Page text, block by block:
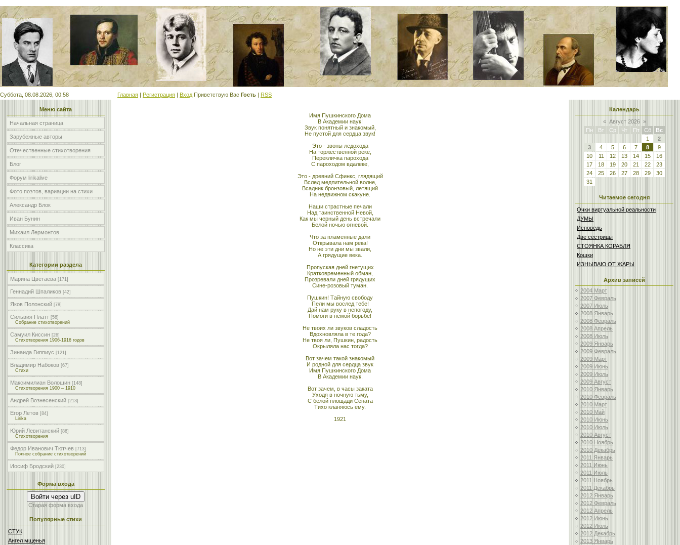
Суббота, 08.08.2026, 00:58 Главная | Регистрация | Вход Приветствую Вас Гость | RSS
Меню сайта
Начальная страница
Зарубежные авторы
Отечественные стихотворения
Блог
Форум lirikalive
Фото поэтов, вариации на стихи
Александр Блок
Иван Бунин
Михаил Лермонтов
Классика
Категории раздела
Марина Цветаева [171]
Геннадий Шпаликов [42]
Яков Полонский [78]
Сильвия Платт [56]
Собрание стихотворений
Самуил Киссин [26]
Стихотворения 1906-1916 годов
Зинаида Гиппиус [121]
Владимир Набоков [67]
Стихи
Максимилиан Волошин [148]
Стихотворения 1900 – 1910
Андрей Вознесенский [213]
Егор Летов [84]
Lirika
Юрий Левитанский [86]
Стихотворения
Федор Иванович Тютчев [713]
Полное собрание стихотворений
Иосиф Бродский [230]
Форма входа
Войти через uID
Старая форма входа
Популярные стихи
СТУК
Ангел мщенья
Имя Пушкинского Дома
В Академии наук!
Звук понятный и знакомый,
Не пустой для сердца звук!
Это - звоны ледохода
На торжественной реке,
Перекличка парохода
С пароходом вдалеке,
Это - древний Сфинкс, глядящий
Вслед медлительной волне,
Всадник бронзовый, летящий
На недвижном скакуне.
Наши страстные печали
Над таинственной Невой,
Как мы черный день встречали
Белой ночью огневой.
Что за пламенные дали
Открывала нам река!
Но не эти дни мы звали,
А грядущие века.
Пропуская дней гнетущих
Кратковременный обман,
Прозревали дней грядущих
Сине-розовый туман.
Пушкин! Тайную свободу
Пели мы вослед тебе!
Дай нам руку в непогоду,
Помоги в немой борьбе!
Не твоих ли звуков сладость
Вдохновляла в те года?
Не твоя ли, Пушкин, радость
Окрыляла нас тогда?
Вот зачем такой знакомый
И родной для сердца звук
Имя Пушкинского Дома
В Академии наук.
Вот зачем, в часы заката
Уходя в ночную тьму,
С белой площади Сената
Тихо кланяюсь ему.
1921
Календарь
« Август 2026 »
Пн
Вт Ср Чт Пт Сб
Вс
1
2
3
4 5 6 7 8
9
10
11 12 13 14 15
16
17
18 19 20 21 22
23
24
25 26 27 28 29
30
31
Читаемое сегодня
Очки виртуальной реальности
ДУМЫ
Исповедь
Две сестрицы
СТОЯНКА КОРАБЛЯ
Кошки
ИЗНЫВАЮ ОТ ЖАРЫ
Архив записей
2004 Март
2007 Февраль
2007 Июль
2008 Январь
2008 Февраль
2008 Апрель
2008 Июль
2009 Январь
2009 Февраль
2009 Март
2009 Июнь
2009 Июль
2009 Август
2010 Январь
2010 Февраль
2010 Март
2010 Май
2010 Июнь
2010 Июль
2010 Август
2010 Ноябрь
2010 Декабрь
2011 Январь
2011 Июнь
2011 Июль
2011 Ноябрь
2011 Декабрь
2012 Январь
2012 Февраль
2012 Апрель
2012 Июнь
2012 Июль
2012 Декабрь
2013 Январь